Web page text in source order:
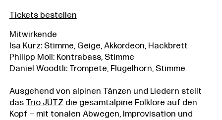
Tickets bestellen
Mitwirkende
Isa Kurz: Stimme, Geige, Akkordeon, Hackbrett
Philipp Moll: Kontrabass, Stimme
Daniel Woodtli: Trompete, Flügelhorn, Stimme
Ausgehend von alpinen Tänzen und Liedern stellt
das Trio JÜTZ die gesamtalpine Folklore auf den
Kopf – mit tonalen Abwegen, Improvisation und